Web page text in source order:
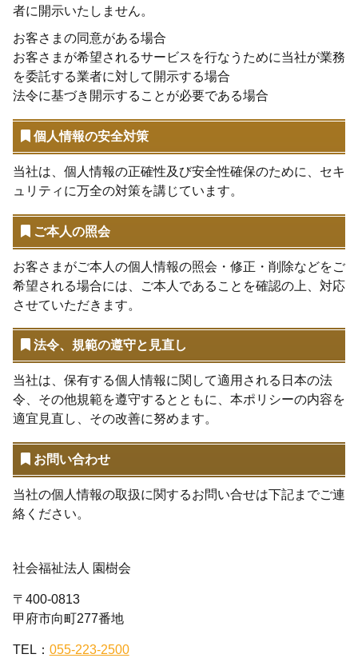
者に開示いたしません。
お客さまの同意がある場合
お客さまが希望されるサービスを行なうために当社が業務
を委託する業者に対して開示する場合
法令に基づき開示することが必要である場合
個人情報の安全対策
当社は、個人情報の正確性及び安全性確保のために、セキ
ュリティに万全の対策を講じています。
ご本人の照会
お客さまがご本人の個人情報の照会・修正・削除などをご
希望される場合には、ご本人であることを確認の上、対応
させていただきます。
法令、規範の遵守と見直し
当社は、保有する個人情報に関して適用される日本の法
令、その他規範を遵守するとともに、本ポリシーの内容を
適宜見直し、その改善に努めます。
お問い合わせ
当社の個人情報の取扱に関するお問い合せは下記までご連
絡ください。
社会福祉法人 園樹会
〒400-0813
甲府市向町277番地
TEL： 055-223-2500